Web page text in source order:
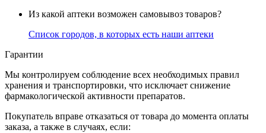
Из какой аптеки возможен самовывоз товаров?
Список городов, в которых есть наши аптеки
Гарантии
Мы контролируем соблюдение всех необходимых правил
хранения и транспортировки, что исключает снижение
фармакологической активности препаратов.
Покупатель вправе отказаться от товара до момента оплаты
заказа, а также в случаях, если: